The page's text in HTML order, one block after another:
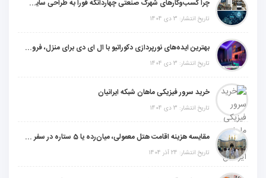
چرا کسب‌وکارهای شهرک صنعتی چهاردانگه فوراً به طراحی سایت نیاز دارند؟
تاریخ انتشار: 3 دی 1404
بهترین ایده‌های نورپردازی دکوراتیو با ال ای دی برای منزل، فروشگاه و دفتر کار
تاریخ انتشار: 3 دی 1404
خرید سرور فیزیکی ماهان شبکه ایرانیان
تاریخ انتشار: 3 دی 1404
مقایسه هزینه اقامت هتل معمولی، میان‌رده یا 5 ستاره در سفر زیارتی عراق
تاریخ انتشار: 24 آذر 1404